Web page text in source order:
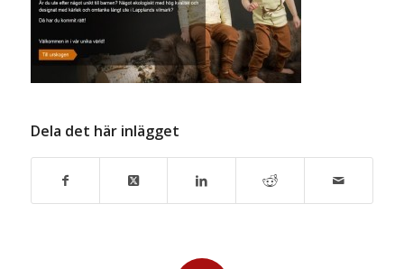
Dela det här inlägget